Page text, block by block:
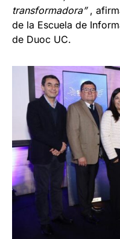
transformadora”,
de la Escuela de
de Duoc UC.